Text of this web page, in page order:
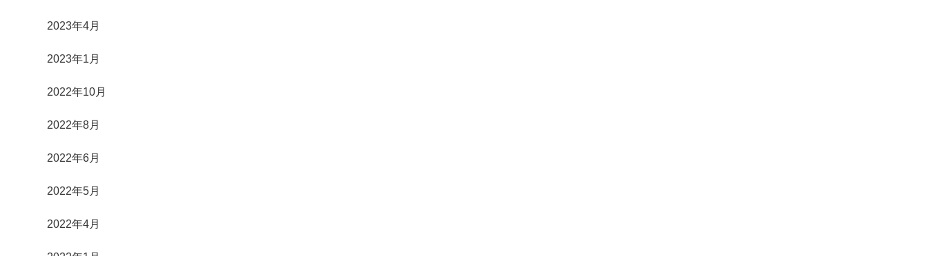
2023年4月
2023年1月
2022年10月
2022年8月
2022年6月
2022年5月
2022年4月